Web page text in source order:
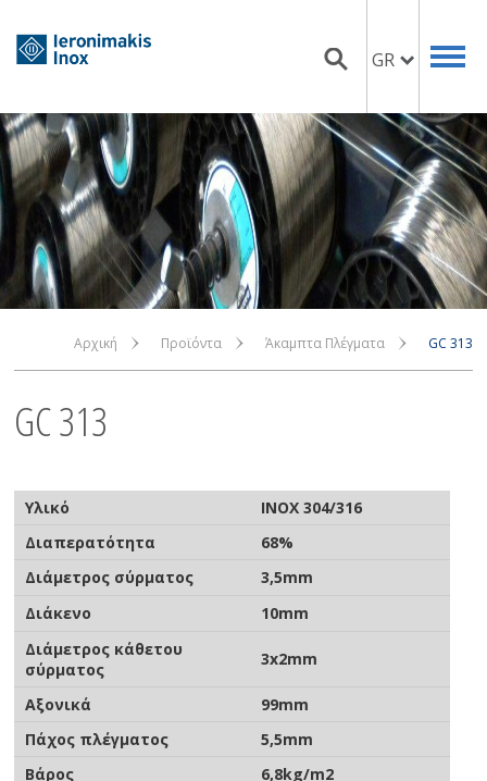
GR
Αρχική Προϊόντα Άκαμπτα Πλέγματα GC 313
GC 313
Υλικό
ΙΝΟΧ 304/316
Διαπερατότητα
68%
Διάμετρος σύρματος
3,5mm
Διάκενο
10mm
Διάμετρος κάθετου
σύρματος
3x2mm
Αξονικά
99mm
Πάχος πλέγματος
5,5mm
Βάρος
6,8kg/m2